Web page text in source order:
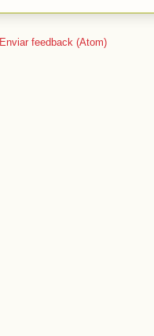
Enviar feedback (Atom)